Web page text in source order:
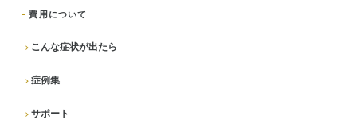
費用について
こんな症状が出たら
症例集
サポート